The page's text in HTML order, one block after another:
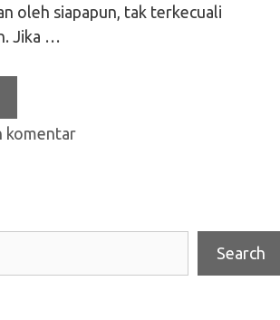
oleh siapapun, tak terkecuali
Jika …
komentar
Search